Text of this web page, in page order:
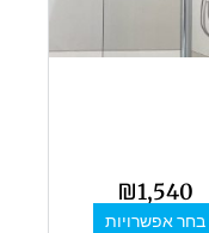
₪1,540
בחר אפשרויות